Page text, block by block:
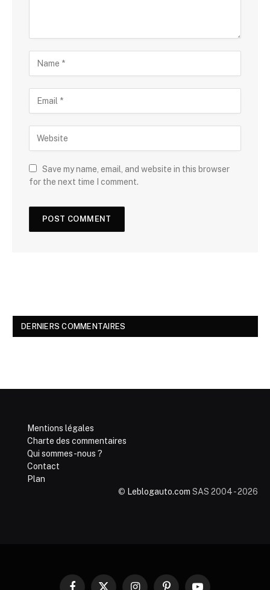
Save my name, email, and website in this browser
for the next time I comment.
DERNIERS COMMENTAIRES
Mentions légales
Charte des commentaires
Qui sommes-nous ?
Contact
Plan
© Leblogauto.com SAS 2004 - 2026